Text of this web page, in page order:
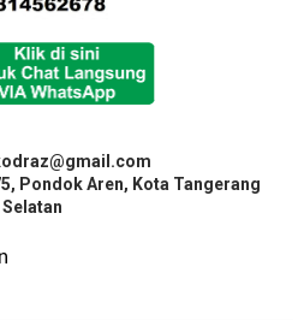
Pondok Aren, Kota Tangerang
Selatan